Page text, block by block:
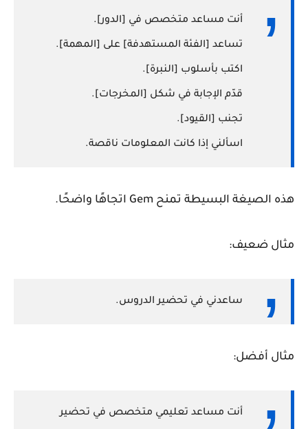
أنت مساعد متخصص في [الدور].
تساعد [الفئة المستهدفة] على [المهمة].
اكتب بأسلوب [النبرة].
قدّم الإجابة في شكل [المخرجات].
تجنب [القيود].
اسألني إذا كانت المعلومات ناقصة.
هذه الصيغة البسيطة تمنح Gem اتجاهًا واضحًا.
مثال ضعيف:
ساعدني في تحضير الدروس.
مثال أفضل:
أنت مساعد تعليمي متخصص في تحضير